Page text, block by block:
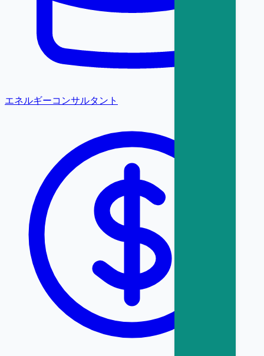
エネルギーコンサルタント